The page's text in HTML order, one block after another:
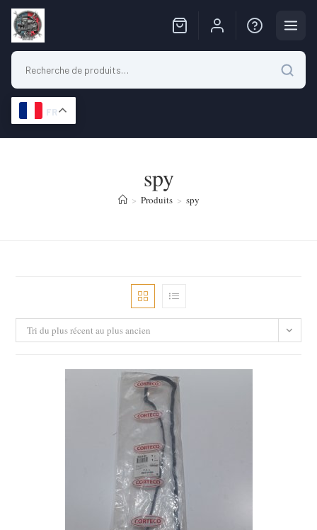
FR
spy
> Produits > spy
Tri du plus récent au plus ancien